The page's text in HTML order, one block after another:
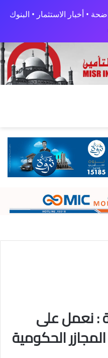
• أخبار الاستثمار • البنوك
: نعمل على
الحكومية